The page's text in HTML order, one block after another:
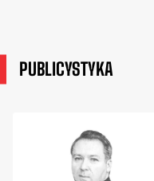
PUBLICYSTYKA